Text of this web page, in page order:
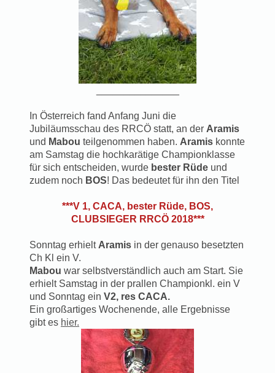
In Österreich fand Anfang Juni die
Jubiläumsschau des RRCÖ statt, an der Aramis
und Mabou teilgenommen haben. Aramis konnte
am Samstag die hochkarätige Championklasse
für sich entscheiden, wurde bester Rüde und
zudem noch BOS! Das bedeutet für ihn den Titel
***V 1, CACA, bester Rüde, BOS,
CLUBSIEGER RRCÖ 2018***
Sonntag erhielt Aramis in der genauso besetzten
Ch Kl ein V.
Mabou war selbstverständlich auch am Start. Sie
erhielt Samstag in der prallen Championkl. ein V
und Sonntag ein V2, res CACA.
Ein großartiges Wochenende, alle Ergebnisse
gibt es hier.